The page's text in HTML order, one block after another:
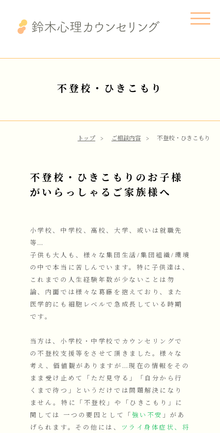
不登校・ひきこもり
トップ ご相談内容 不登校・ひきこもり
不登校・ひきこもりのお子様
がいらっしゃるご家族様へ
小学校、中学校、高校、大学、或いは就職先
等…
子供も大人も、様々な集団生活/集団組織/環境
の中で本当に苦しんでいます。特に子供達は、
これまでの人生経験年数が少ないことは勿
論、内面では様々な葛藤を抱えており、また
医学的にも細胞レベルで急成長している時期
です。
当方は、小学校・中学校でカウンセリングで
の不登校支援等をさせて頂きました。様々な
考え、価値観がありますが…現在の情報をその
まま受け止めて「ただ見守る」「自分から行
くまで待つ」というだけでは問題解決になり
ません。特に「不登校」や「ひきこもり」に
関しては 一つの要因として「 強い不安」があ
げられます。その他には、
ツライ身体症状、将